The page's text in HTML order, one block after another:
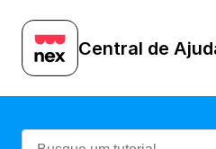
Central de